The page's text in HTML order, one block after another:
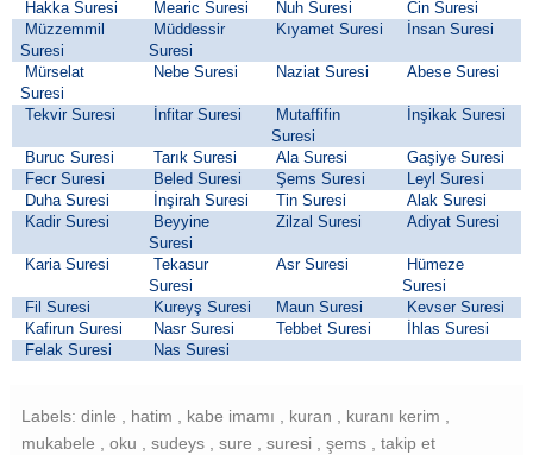
Hakka Suresi
Mearic Suresi Nuh Suresi
Cin Suresi
Müzzemmil
Suresi
Müddessir
Suresi
Kıyamet Suresi İnsan Suresi
Mürselat
Suresi
Nebe Suresi Naziat Suresi Abese Suresi
Tekvir Suresi İnfitar Suresi
Mutaffifin
Suresi
İnşikak Suresi
Buruc Suresi Tarık Suresi Ala Suresi
Gaşiye Suresi
Fecr Suresi
Beled Suresi Şems Suresi
Leyl Suresi
Duha Suresi
İnşirah Suresi Tin Suresi
Alak Suresi
Kadir Suresi
Beyyine
Suresi
Zilzal Suresi Adiyat Suresi
Karia Suresi
Tekasur
Suresi
Asr Suresi
Hümeze
Suresi
Fil Suresi
Kureyş Suresi Maun Suresi
Kevser Suresi
Kafirun Suresi
Nasr Suresi Tebbet Suresi
İhlas Suresi
Felak Suresi
Nas Suresi
Labels: dinle , hatim , kabe imamı , kuran , kuranı kerim ,
mukabele , oku , sudeys , sure , suresi , şems , takip et